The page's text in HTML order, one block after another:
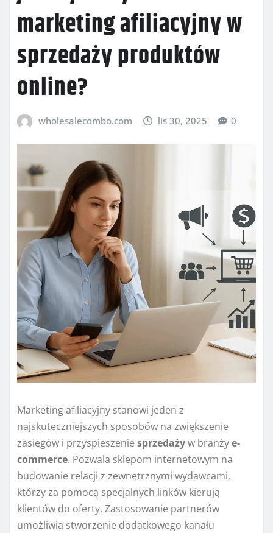
marketing afiliacyjny w
sprzedaży produktów
online?
wholesalecombo.com lis 30, 2025 0
Marketing afiliacyjny stanowi jeden z
najskuteczniejszych sposobów na zwiększenie
zasięgów i przyspieszenie sprzedażyw branżye-
commerce. Pozwala sklepom internetowym na
budowanie relacji z zewnętrznymi wydawcami,
którzy za pomocą specjalnych linków kierują
klientów do oferty. Zastosowanie partnerów
umożliwia stworzenie dodatkowego kanału